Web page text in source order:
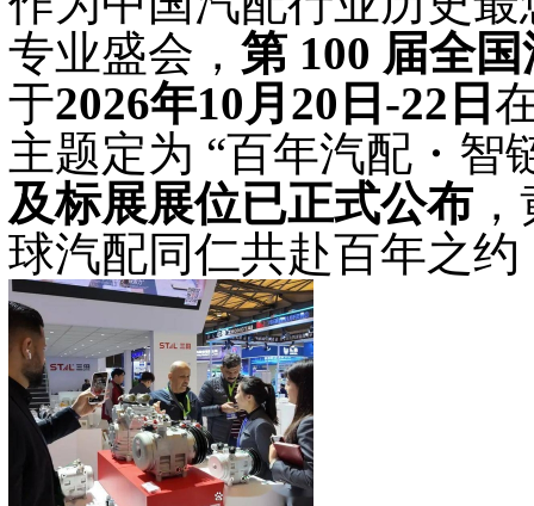
专业盛会， 第 100 届全
于2026年10月20日-22日
主题定为 “百年汽配・智
及标展展位已正式公布
球汽配同仁共赴百年之